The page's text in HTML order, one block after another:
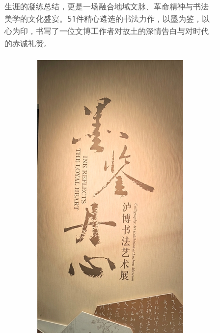
生涯的凝练总结，更是一场融合地域文脉、革命精神与书法
美学的文化盛宴。51件精心遴选的书法力作，以墨为鉴，以
心为印，书写了一位文博工作者对故土的深情告白与对时代
的赤诚礼赞。